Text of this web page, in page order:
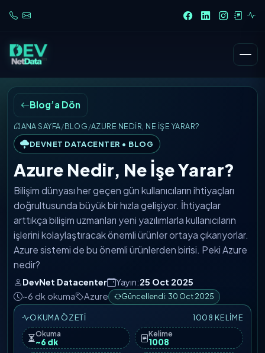
Blog’a Dön
ANA SAYFA/BLOG/AZURE NEDIR, NE İŞE YARAR?
DEVNET DATACENTER • BLOG
Azure Nedir, Ne İşe Yarar?
Bilişim dünyası her geçen gün kullanıcıların ihtiyaçları
doğrultusunda büyük bir hızla gelişiyor. İhtiyaçlar
arttıkça bilişim uzmanları yeni yazılımlarla kullanıcıların
işlerini kolaylaştıracak önemli ürünler ortaya çıkarıyorlar.
Azure sistemi de bu önemli ürünlerden birisi. Peki Azure
nedir?
DevNet Datacenter Yayın:25 Oct 2025
~6 dk okuma
Azure Güncellendi: 30 Oct 2025
OKUMA ÖZETI
1008 KELIME
Okuma
~6 dk
Kelime
1008